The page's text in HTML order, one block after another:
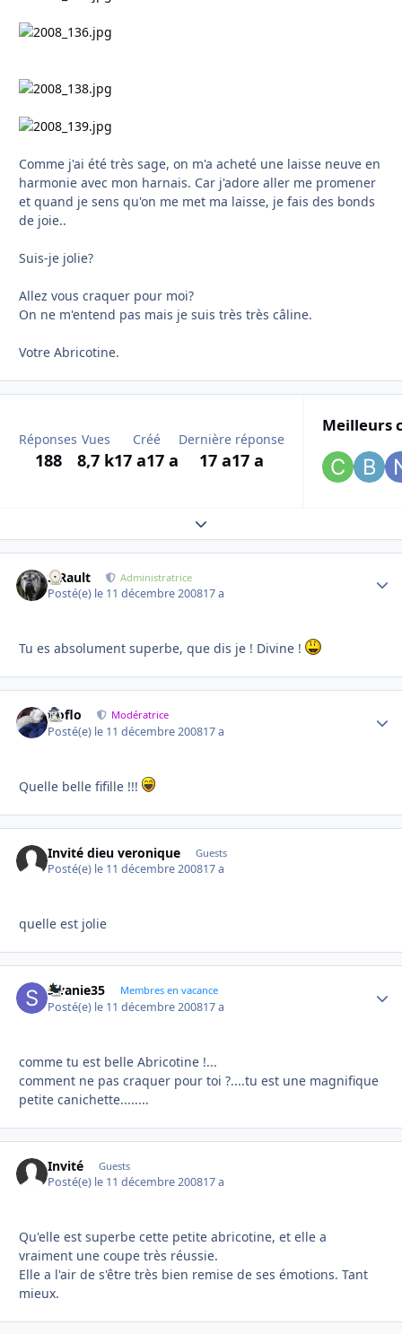
Comme j'ai été très sage, on m'a acheté une laisse neuve en
harmonie avec mon harnais. Car j'adore aller me promener
et quand je sens qu'on me met ma laisse, je fais des bonds
de joie..
Suis-je jolie?
Allez vous craquer pour moi?
On ne m'entend pas mais je suis très très câline.
Votre Abricotine.
Réponses
188
Vues
8,7 k
Créé
17 a17 a
Dernière réponse
17 a17 a
Meilleurs
Expand topic overview
S.Rault Administratrice
Posté(e) le 11 décembre 200817 a
Tu es absolument superbe, que dis je ! Divine !
floflo Modératrice
Posté(e) le 11 décembre 200817 a
Quelle belle fifille !!!
Invité dieu veronique Guests
Posté(e) le 11 décembre 200817 a
quelle est jolie
swanie35 Membres en vacance
Posté(e) le 11 décembre 200817 a
comme tu est belle Abricotine !...
comment ne pas craquer pour toi ?....tu est une magnifique
petite canichette........
Invité Guests
Posté(e) le 11 décembre 200817 a
Qu'elle est superbe cette petite abricotine, et elle a
vraiment une coupe très réussie.
Elle a l'air de s'être très bien remise de ses émotions. Tant
mieux.